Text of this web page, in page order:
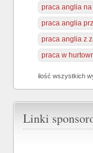
praca anglia
praca anglia
praca anglia z
praca w
ilość wszystkich
Linki